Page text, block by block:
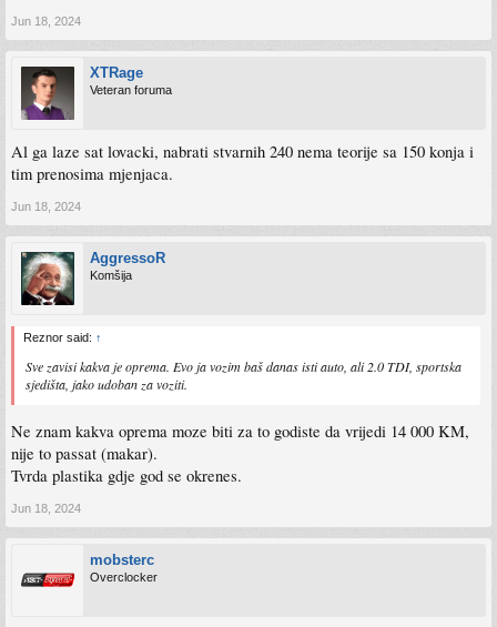
Jun 18, 2024
XTRage
Veteran foruma
Al ga laze sat lovacki, nabrati stvarnih 240 nema teorije sa 150 konja i
tim prenosima mjenjaca.
Jun 18, 2024
AggressoR
Komšija
Reznor said: ↑
Sve zavisi kakva je oprema. Evo ja vozim baš danas isti auto, ali 2.0 TDI, sportska
sjedišta, jako udoban za voziti.
Ne znam kakva oprema moze biti za to godiste da vrijedi 14 000 KM,
nije to passat (makar).
Tvrda plastika gdje god se okrenes.
Jun 18, 2024
mobsterc
Overclocker